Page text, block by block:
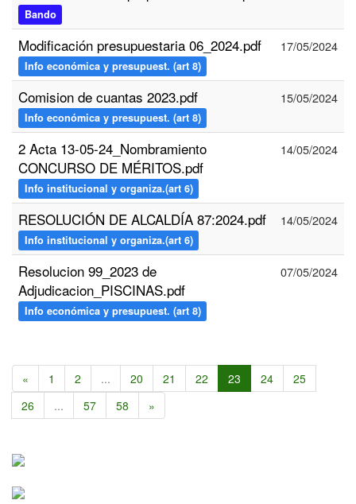
Bando
Modificación presupuestaria 06_2024.pdf
Info económica y presupuest. (art 8)
17/05/2024
Comision de cuantas 2023.pdf
Info económica y presupuest. (art 8)
15/05/2024
2 Acta 13-05-24_Nombramiento
CONCURSO DE MÉRITOS.pdf
Info institucional y organiza.(art 6)
14/05/2024
RESOLUCIÓN DE ALCALDÍA 87:2024.pdf
Info institucional y organiza.(art 6)
14/05/2024
Resolucion 99_2023 de
Adjudicacion_PISCINAS.pdf
Info económica y presupuest. (art 8)
07/05/2024
« 1 2 ... 20 21 22 23 24
25
26
... 57 58 »